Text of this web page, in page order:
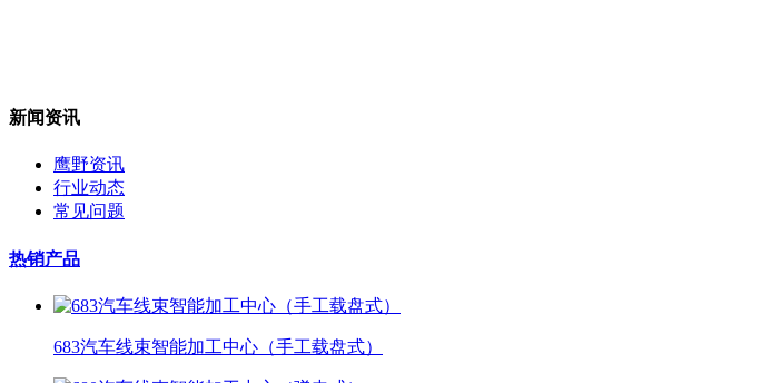
新闻资讯
鹰野资讯
行业动态
常见问题
热销产品
683汽车线束智能加工中心（手工载盘式）